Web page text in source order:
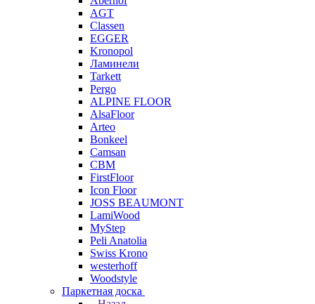
AGT
Classen
EGGER
Kronopol
Ламинели
Tarkett
Pergo
ALPINE FLOOR
AlsaFloor
Arteo
Bonkeel
Camsan
CBM
FirstFloor
Icon Floor
JOSS BEAUMONT
LamiWood
MyStep
Peli Anatolia
Swiss Krono
westerhoff
Woodstyle
Паркетная доска